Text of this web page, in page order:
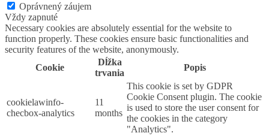
Oprávnený záujem
Vždy zapnuté
Necessary cookies are absolutely essential for the website to
function properly. These cookies ensure basic functionalities and
security features of the website, anonymously.
Cookie
Dĺžka
trvania
Popis
cookielawinfo-
checbox-analytics
11
months
This cookie is set by GDPR
Cookie Consent plugin. The cookie
is used to store the user consent for
the cookies in the category
"Analytics".